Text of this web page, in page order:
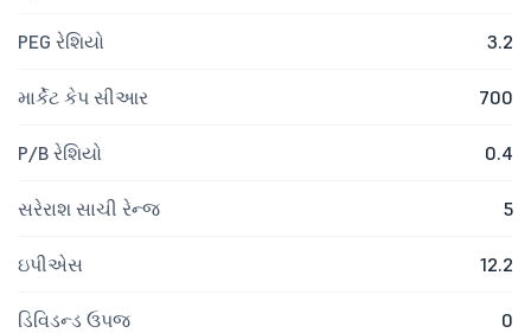
PEG રેશિયો 3.2
માર્કેટ કેપ સીઆર 700
P/B રેશિયો 0.4
સરેરાશ સાચી રેન્જ 5
ઇપીએસ 12.2
ડિવિડન્ડ ઉપજ 0